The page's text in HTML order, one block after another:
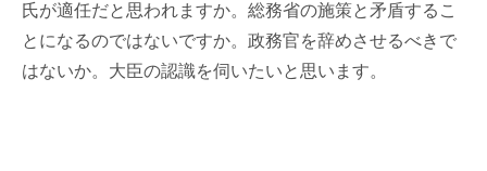
氏が適任だと思われますか。総務省の施策と矛盾するこ
とになるのではないですか。政務官を辞めさせるべきで
はないか。大臣の認識を伺いたいと思います。